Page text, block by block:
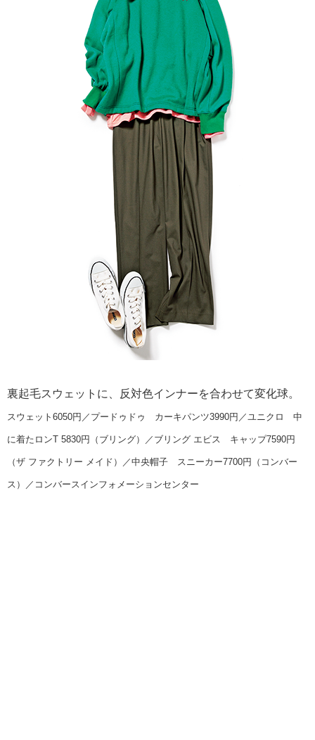
裏起毛スウェットに、反対色インナーを合わせて変化球。
スウェット6050円／プードゥドゥ カーキパンツ3990円／ユニクロ 中
に着たロンT 5830円（ブリング）／ブリング エビス キャップ7590円
（ザ ファクトリー メイド）／中央帽子 スニーカー7700円（コンバー
ス）／コンバースインフォメーションセンター